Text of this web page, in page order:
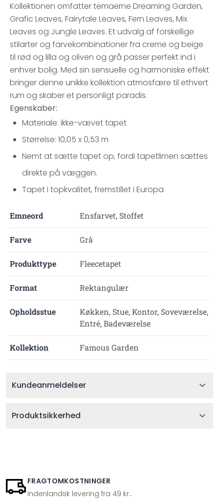
Kollektionen omfatter temaerne Dreaming Garden,
Grafic Leaves, Fairytale Leaves, Fern Leaves, Mix
Leaves og Jungle Leaves. Et udvalg af forskellige
stilarter og farvekombinationer fra creme og beige
til rød og lilla og oliven og grå passer perfekt ind i
enhver bolig. Med sin sensuelle og harmoniske effekt
bringer denne unikke kollektion atmosfære til ethvert
rum og skaber et personligt paradis.
Egenskaber:
Materiale: ikke-vævet tapet
Størrelse: 10,05 x 0,53 m
Nemt at sætte tapet op, fordi tapetlimen sættes
direkte på væggen.
Tapet i topkvalitet, fremstillet i Europa
Emneord Ensfarvet, Stoffet
Farve Grå
Produkttype Fleecetapet
Format Rektangulær
Opholdsstue
Køkken, Stue, Kontor, Soveværelse,
Entré, Badeværelse
Kollektion Famous Garden
Kundeanmeldelser
Produktsikkerhed
FRAGTOMKOSTNINGER
Indenlandsk levering fra 49 kr..